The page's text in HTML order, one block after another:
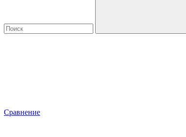
Сравнение